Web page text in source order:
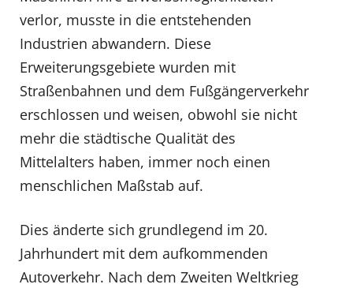
verlor, musste in die entstehenden
Industrien abwandern. Diese
Erweiterungsgebiete wurden mit
Straßenbahnen und dem Fußgängerverkehr
erschlossen und weisen, obwohl sie nicht
mehr die städtische Qualität des
Mittelalters haben, immer noch einen
menschlichen Maßstab auf.
Dies änderte sich grundlegend im 20.
Jahrhundert mit dem aufkommenden
Autoverkehr. Nach dem Zweiten Weltkrieg